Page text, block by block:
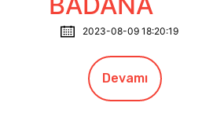
2023-08-09 18:20:19
Devamı